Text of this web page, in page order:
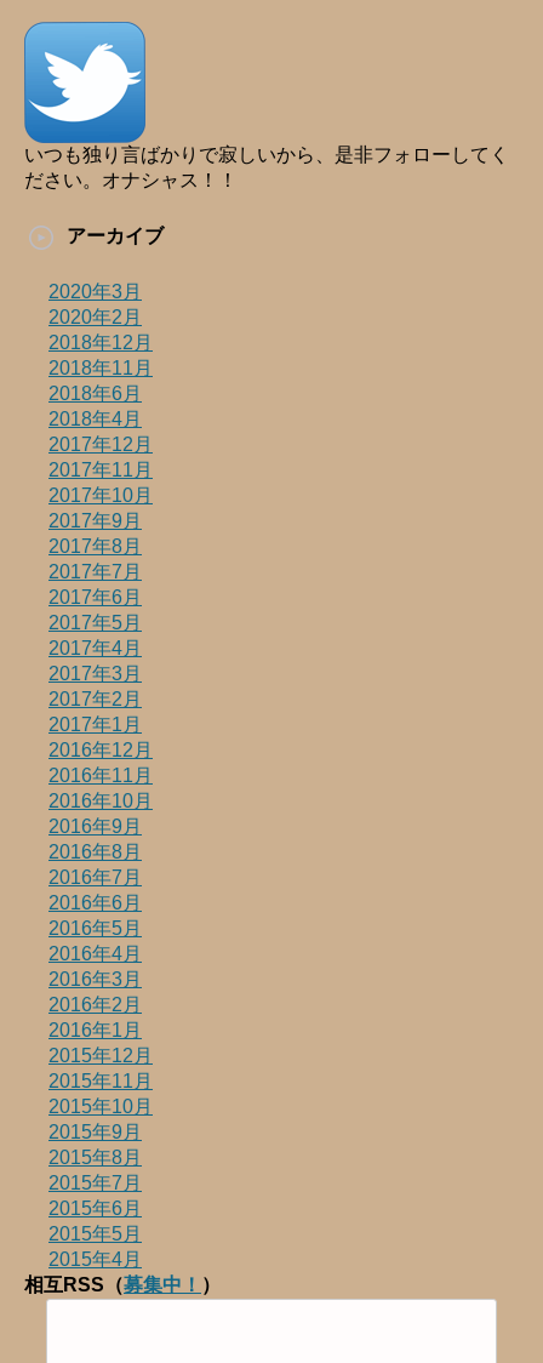
いつも独り言ばかりで寂しいから、是非フォローしてく
ださい。オナシャス！！
アーカイブ
2020年3月
2020年2月
2018年12月
2018年11月
2018年6月
2018年4月
2017年12月
2017年11月
2017年10月
2017年9月
2017年8月
2017年7月
2017年6月
2017年5月
2017年4月
2017年3月
2017年2月
2017年1月
2016年12月
2016年11月
2016年10月
2016年9月
2016年8月
2016年7月
2016年6月
2016年5月
2016年4月
2016年3月
2016年2月
2016年1月
2015年12月
2015年11月
2015年10月
2015年9月
2015年8月
2015年7月
2015年6月
2015年5月
2015年4月
相互RSS（募集中！ ）